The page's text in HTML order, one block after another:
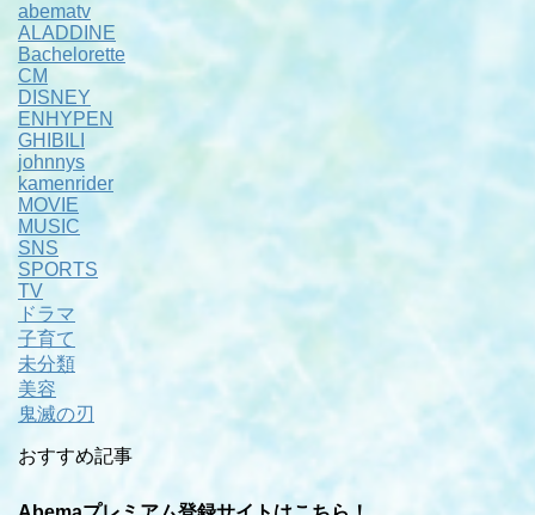
abematv
ALADDINE
Bachelorette
CM
DISNEY
ENHYPEN
GHIBILI
johnnys
kamenrider
MOVIE
MUSIC
SNS
SPORTS
TV
ドラマ
子育て
未分類
美容
鬼滅の刃
おすすめ記事